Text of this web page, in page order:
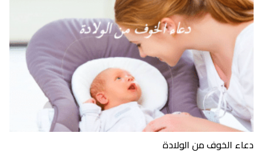
دعاء الخوف من الولادة